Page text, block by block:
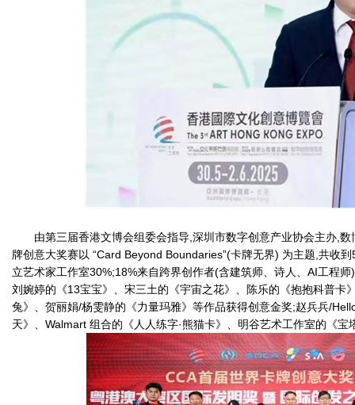
由第三届香港文博会组委会指导,深圳市数字创意产业协会主办,
牌创意大奖赛以 “Card Beyond Boundaries”(卡牌无界) 为主题,共收
立艺术家工作室30%;18%来自跨界创作者(含建筑师、诗人、AI工程
刘婉婷的《13宝宝》、宋三土的《宇宙之花》、陈乐的《抱抱科普卡
兔》、贺丽娟/杨雯静的《力量玛雅》等作品获得创意金奖;赵兵兵/
天》、Walmart 组合的《人人练字·熊猫卡》、明谷艺术工作室的《